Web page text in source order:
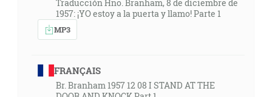
Traducción Hno. Branham, 8 de diciembre de
1957: ¡YO estoy a la puerta y llamo! Parte 1
MP3
FRANÇAIS
Br. Branham 1957 12 08 I STAND AT THE